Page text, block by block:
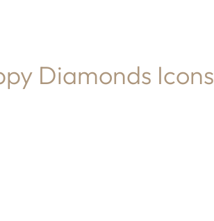
Diamonds Icons